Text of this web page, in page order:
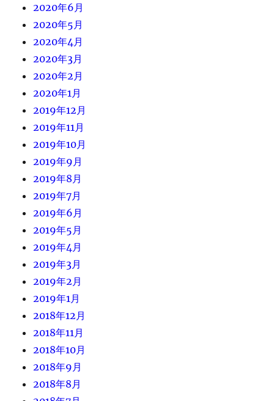
2020年6月
2020年5月
2020年4月
2020年3月
2020年2月
2020年1月
2019年12月
2019年11月
2019年10月
2019年9月
2019年8月
2019年7月
2019年6月
2019年5月
2019年4月
2019年3月
2019年2月
2019年1月
2018年12月
2018年11月
2018年10月
2018年9月
2018年8月